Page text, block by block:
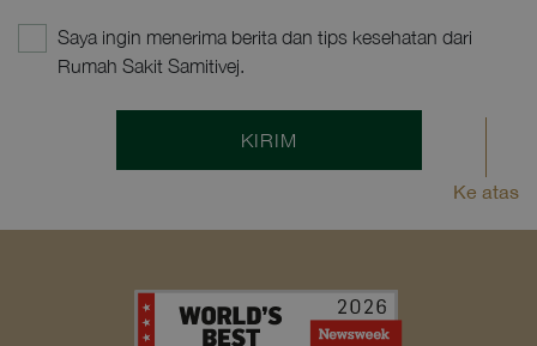
Saya ingin menerima berita dan tips kesehatan dari
Rumah Sakit Samitivej.
KIRIM
Ke atas